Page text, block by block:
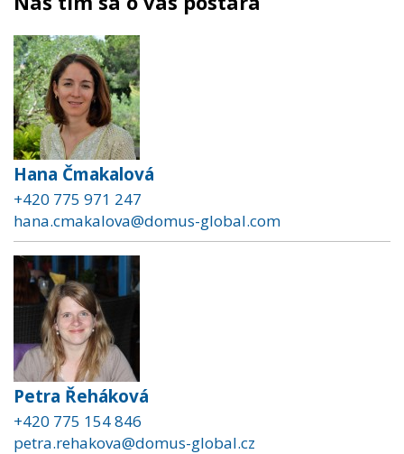
Hana Čmakalová
+420 775 971 247
hana.cmakalova@domus-global.com
Petra Řeháková
+420 775 154 846
petra.rehakova@domus-global.cz